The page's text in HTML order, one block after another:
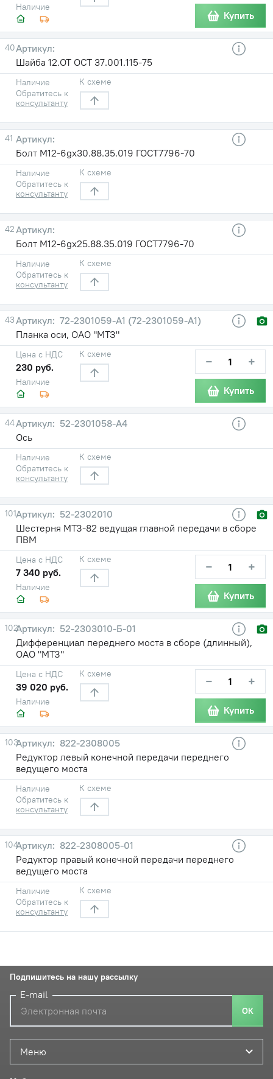
Наличие
Купить
40
Шайба 12.ОТ ОСТ 37.001.115-75
Наличие
Обратитесь к
консультанту
К схеме
41
Болт М12-6gх30.88.35.019 ГОСТ7796-70
Наличие
Обратитесь к
консультанту
К схеме
42
Болт М12-6gх25.88.35.019 ГОСТ7796-70
Наличие
Обратитесь к
консультанту
К схеме
43
72-2301059-A1 (72-2301059-А1)
Планка оси, ОАО "МТЗ"
Наличие
Цена с НДС
230 руб.
К схеме − +
Купить
44
52-2301058-A4
Ось
Наличие
Обратитесь к
консультанту
К схеме
101
52-2302010
Шестерня МТЗ-82 ведущая главной передачи в сборе
ПВМ
Наличие
Цена с НДС
7 340 руб.
К схеме − +
Купить
102
52-2303010-Б-01
Дифференциал переднего моста в сборе (длинный),
ОАО "МТЗ"
Наличие
Цена с НДС
39 020 руб.
К схеме − +
Купить
103
822-2308005
Редуктор левый конечной передачи переднего
ведущего моста
Наличие
Обратитесь к
консультанту
К схеме
104
822-2308005-01
Редуктор правый конечной передачи переднего
ведущего моста
Наличие
Обратитесь к
консультанту
К схеме
Меню
Подпишитесь на нашу рассылку
E-mail
ОК